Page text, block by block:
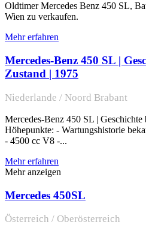
Oldtimer Mercedes Benz 450 SL,
Wien zu verkaufen.
Mehr erfahren
Mercedes-Benz 450 SL |
Zustand | 1975
Niederlande / Noord Brabant
Mercedes-Benz 450 SL |
Höhepunkte: - Wartungshistorie
- 4500 cc V8 -...
Mehr erfahren
Mehr anzeigen
Mercedes 450SL
Österreich / Oberösterreich